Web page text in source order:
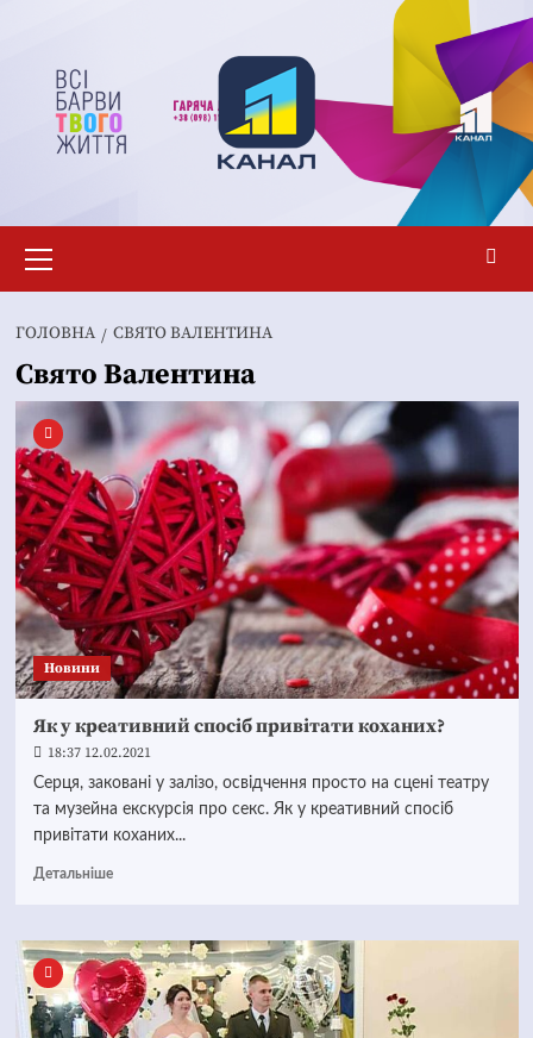
вмісту
меню
ГОЛОВНА СВЯТО ВАЛЕНТИНА
Свято Валентина
Новини
Як у креативний спосіб привітати коханих?
18:37 12.02.2021
Серця, заковані у залізо, освідчення просто на сцені театру
та музейна екскурсія про секс. Як у креативний спосіб
привітати коханих...
Детальніше